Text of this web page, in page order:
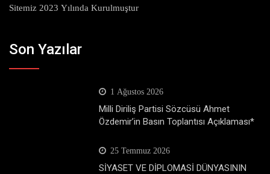
Sitemiz 2023 Yılında Kurulmuştur
Son Yazılar
1 Ağustos 2026
Milli Diriliş Partisi Sözcüsü Ahmet
Özdemir’in Basın Toplantısı Açıklaması*
25 Temmuz 2026
SİYASET VE DİPLOMASİ DÜNYASININ